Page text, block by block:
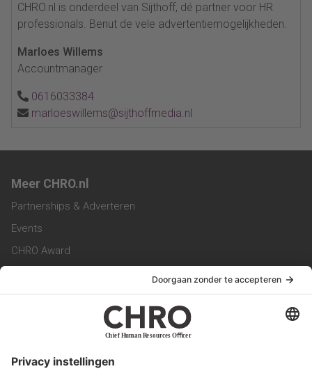
CHRO.nl is onderdeel van Sijthoff, dé partner voor HR
professionals. Benut de vele advertentiemogelijkheden.
Marloes Willems
Accountmanager
0616033384
marloeswillems@sijthoffmedia.nl
Meer CHRO.nl
Partnerships & Adverteren
Events
CHRO Award
CHRO Magazine
Service & Contact
Werken bij ons